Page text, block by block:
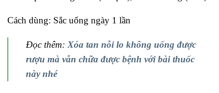
Cách dùng: Sắc uống ngày 1 lần
Đọc thêm: Xóa tan nỗi lo không uống được
rượu mà vẫn chữa được bệnh với bài thuốc
này nhé